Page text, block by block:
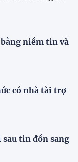
trước đại
Sik: ''Tuyển Việt
thắng